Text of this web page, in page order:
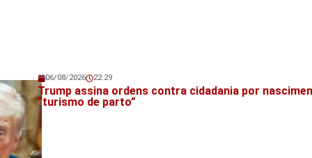
Veja também!
06/08/2026 22:29
Trump assina ordens contra cidadania por
“turismo de parto”